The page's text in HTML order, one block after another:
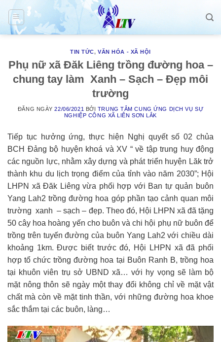
Skip
content
TIN TỨC,VĂN HÓA - XÃ HỘI
Phụ nữ xã Đăk Liêng trồng đường hoa –
chung tay làm Xanh – Sạch – Đẹp môi
trường
ĐĂNG NGÀY22/06/2021 BỞI TRUNG TÂM CUNG ỨNG DỊCH VỤ SỰ
NGHIỆP CÔNG XÃ LIÊN SƠN LẮK
Tiếp tục hưởng ứng, thực hiện Nghị quyết số 02 chủa
BCH Đảng bộ huyện khoá và XV “ về tập trung huy động
các nguồn lực, nhằm xây dựng và phát triển huyện Lăk trở
thành khu du lịch trọng điểm của tỉnh vào năm 2030”; Hội
LHPN xã Đăk Liêng vừa phối hợp với Ban tự quản buôn
Yang Lah2 trồng đường hoa góp phần tạo cảnh quan môi
trường xanh – sạch – đẹp. Theo đó, Hội LHPN xã đã tặng
50 cây hoa hoàng yến cho buôn và chi hội phụ nữ buôn để
trồng trên tuyến đường của buôn Yang Lah2 với chiều dài
khoảng 1km. Được biết trước đó, Hội LHPN xã đã phối
hợp tổ chức trồng đường hoa tại Buôn Ranh B, trồng hoa
tại khuôn viên trụ sở UBND xã… với hy vọng sẽ làm bộ
mặt nông thôn sẽ ngày một thay đổi không chỉ về mặt vật
chất mà còn về mặt tinh thần, với những đường hoa khoe
sắc thắm tại các buôn, làng…